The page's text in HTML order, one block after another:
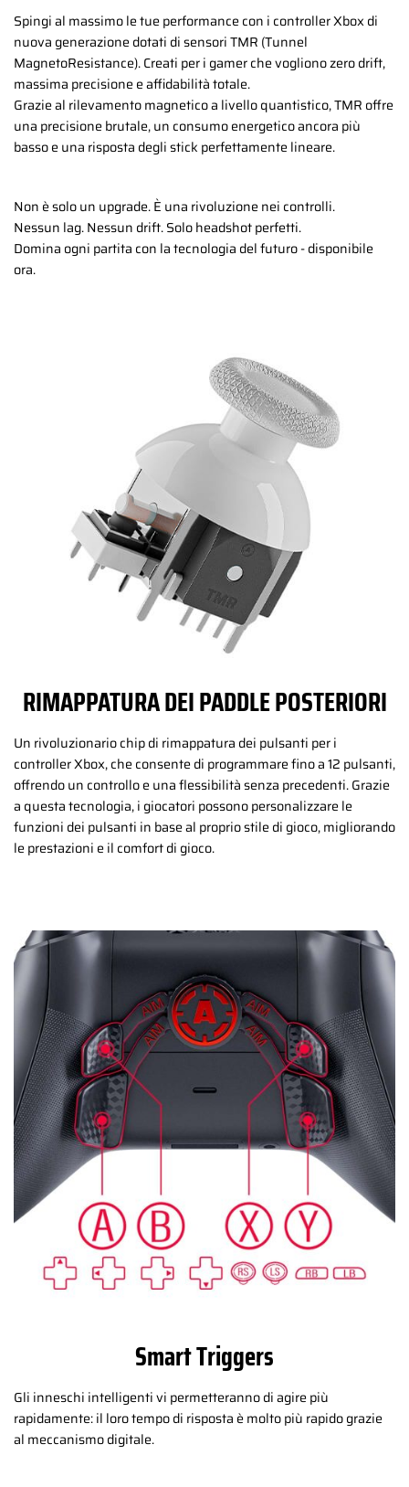
Spingi al massimo le tue performance con i controller Xbox di
nuova generazione dotati di sensori TMR (Tunnel
MagnetoResistance). Creati per i gamer che vogliono zero drift,
massima precisione e affidabilità totale.
Grazie al rilevamento magnetico a livello quantistico, TMR offre
una precisione brutale, un consumo energetico ancora più
basso e una risposta degli stick perfettamente lineare.
Non è solo un upgrade. È una rivoluzione nei controlli.
Nessun lag. Nessun drift. Solo headshot perfetti.
Domina ogni partita con la tecnologia del futuro - disponibile
ora.
RIMAPPATURA DEI PADDLE POSTERIORI
Un rivoluzionario chip di rimappatura dei pulsanti per i
controller Xbox, che consente di programmare fino a 12 pulsanti,
offrendo un controllo e una flessibilità senza precedenti. Grazie
a questa tecnologia, i giocatori possono personalizzare le
funzioni dei pulsanti in base al proprio stile di gioco, migliorando
le prestazioni e il comfort di gioco.
Smart Triggers
Gli inneschi intelligenti vi permetteranno di agire più
rapidamente: il loro tempo di risposta è molto più rapido grazie
al meccanismo digitale.